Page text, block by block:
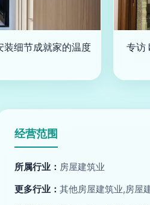
装细节成就家的温度
专访
经营范围
所属行业： 房屋建筑业
更多行业： 其他房屋建筑业,房屋